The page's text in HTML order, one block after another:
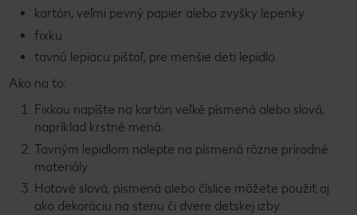
kartón, veľmi pevný papier alebo zvyšky lepenky
fixku
tavnú lepiacu pištoľ, pre menšie deti lepidlo
Ako na to:
Fixkou napíšte na kartón veľké písmená alebo slová,
napríklad krstné mená.
Tavným lepidlom nalepte na písmená rôzne prírodné
materiály.
Hotové slová, písmená alebo číslice môžete použiť aj
ako dekoráciu na stenu či dvere detskej izby.